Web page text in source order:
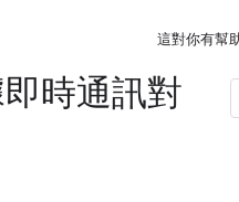
這對你有幫
時通訊對